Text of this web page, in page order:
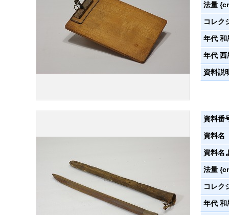
法量
コレク
年代 和
年代 西
資料説
資料番
資料名
資料名
法量
コレク
年代 和